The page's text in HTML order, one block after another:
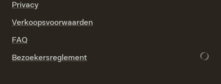
Privacy
Verkoopsvoorwaarden
FAQ
Bezoekersreglement